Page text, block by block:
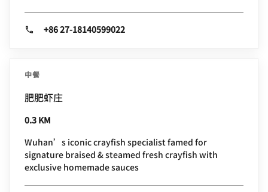
+86 27-18140599022
中餐
肥肥虾庄
0.3 KM
Wuhan’s iconic crayfish specialist famed for
signature braised & steamed fresh crayfish with
exclusive homemade sauces